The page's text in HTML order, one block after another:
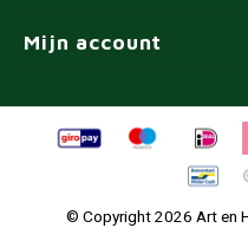
Mijn account
© Copyright 2026 Art en